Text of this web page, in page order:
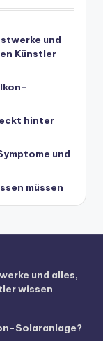
und
Künstler
hinter
und
müssen
und alles,
wissen
Solaranlage?